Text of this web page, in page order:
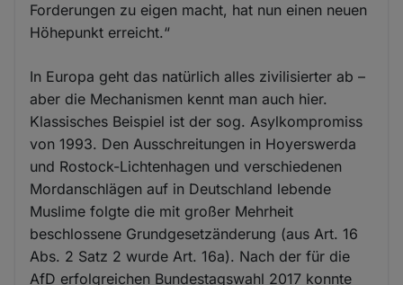
Forderungen zu eigen macht, hat nun einen neuen
Höhepunkt erreicht.“
In Europa geht das natürlich alles zivilisierter ab –
aber die Mechanismen kennt man auch hier.
Klassisches Beispiel ist der sog. Asylkompromiss
von 1993. Den Ausschreitungen in Hoyerswerda
und Rostock-Lichtenhagen und verschiedenen
Mordanschlägen auf in Deutschland lebende
Muslime folgte die mit großer Mehrheit
beschlossene Grundgesetzänderung (aus Art. 16
Abs. 2 Satz 2 wurde Art. 16a). Nach der für die
AfD erfolgreichen Bundestagswahl 2017 konnte